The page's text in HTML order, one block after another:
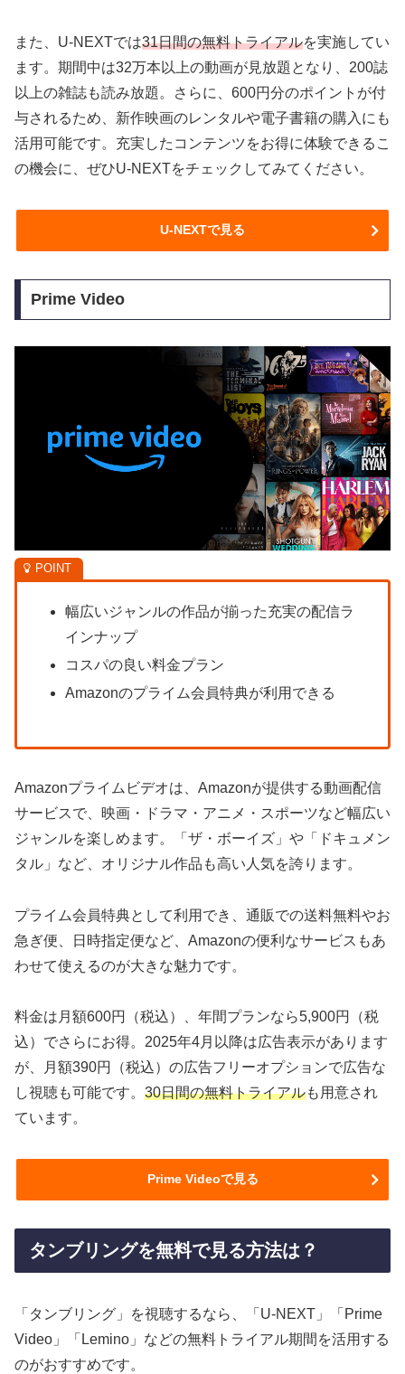
また、U-NEXTでは31日間の無料トライアルを実施してい
ます。期間中は32万本以上の動画が見放題となり、200誌
以上の雑誌も読み放題。さらに、600円分のポイントが付
与されるため、新作映画のレンタルや電子書籍の購入にも
活用可能です。充実したコンテンツをお得に体験できるこ
の機会に、ぜひU-NEXTをチェックしてみてください。
U-NEXTで見る
Prime Video
幅広いジャンルの作品が揃った充実の配信ラ
インナップ
コスパの良い料金プラン
Amazonのプライム会員特典が利用できる
Amazonプライムビデオは、Amazonが提供する動画配信
サービスで、映画・ドラマ・アニメ・スポーツなど幅広い
ジャンルを楽しめます。「ザ・ボーイズ」や「ドキュメン
タル」など、オリジナル作品も高い人気を誇ります。
プライム会員特典として利用でき、通販での送料無料やお
急ぎ便、日時指定便など、Amazonの便利なサービスもあ
わせて使えるのが大きな魅力です。
料金は月額600円（税込）、年間プランなら5,900円（税
込）でさらにお得。2025年4月以降は広告表示があります
が、月額390円（税込）の広告フリーオプションで広告な
し視聴も可能です。 30日間の無料トライアルも用意され
ています。
Prime Videoで見る
タンブリングを無料で見る方法は？
「タンブリング」を視聴するなら、「U-NEXT」「Prime
Video」「Lemino」などの無料トライアル期間を活用する
のがおすすめです。